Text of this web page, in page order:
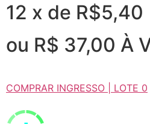
12 x de R$5,40
ou R$ 37,00 À
COMPRAR INGRESSO | LOTE 0